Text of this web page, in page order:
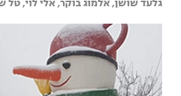
גלעד שושן, אלמוג בוקר, אלי לוי, טל